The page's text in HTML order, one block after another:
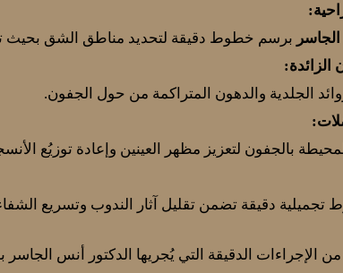
برسم خطوط دقيقة لتحديد مناطق الشق بحيث
الزائدة:
الجلدية والدهون المتراكمة من حول الجفون.
بالجفون لتعزيز مظهر العينين وإعادة توزيُع
تجميلية دقيقة تضمن تقليل آثار الندوب وتسريع
الإجراءات الدقيقة التي يُجريها الدكتور أنس الجاسر